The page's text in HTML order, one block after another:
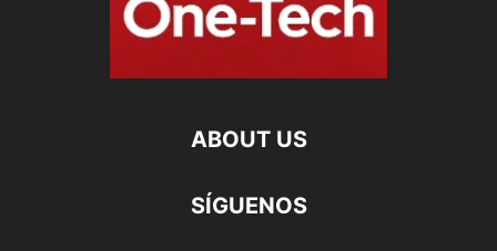
ABOUT US
SÍGUENOS